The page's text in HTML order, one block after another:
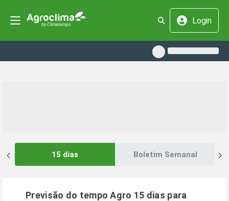
Login
15 dias Boletim Semanal
Previsão do tempo Agro 15 dias para